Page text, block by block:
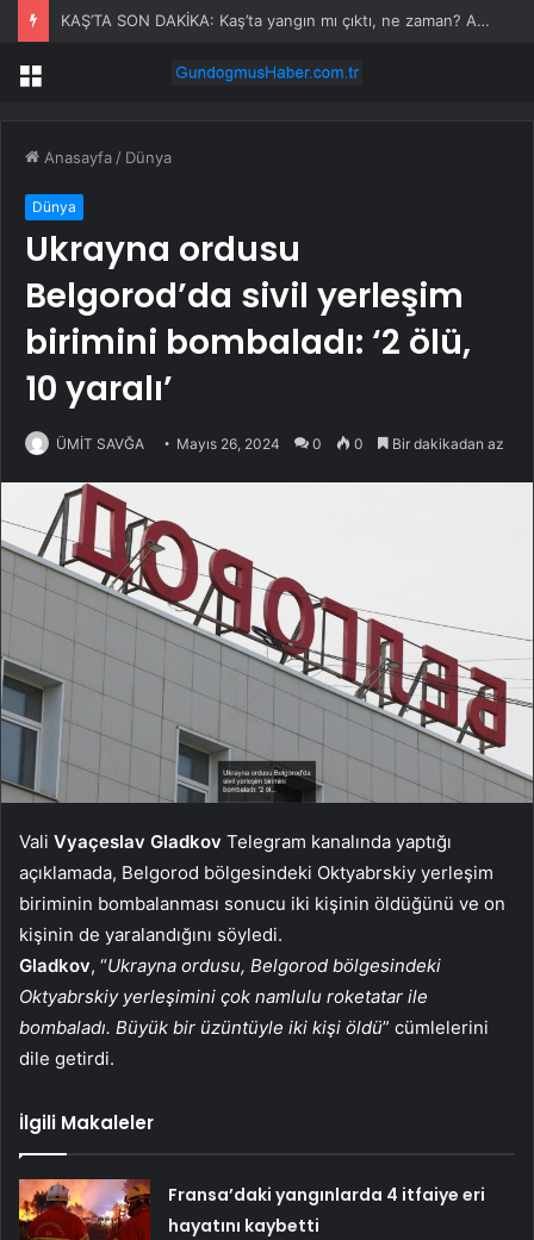
KAŞ’TA SON DAKİKA: Kaş’ta yangın mı çıktı, ne zaman? Antalya Kaş yangın olayı nedir?
Menü
Anasayfa / Dünya
Dünya
Ukrayna ordusu
Belgorod’da sivil yerleşim
birimini bombaladı: ‘2 ölü,
10 yaralı’
ÜMİT SAVĞA Mayıs 26, 2024 0 0 Bir dakikadan az
Vali Vyaçeslav Gladkov Telegram kanalında yaptığı
açıklamada, Belgorod bölgesindeki Oktyabrskiy yerleşim
biriminin bombalanması sonucu iki kişinin öldüğünü ve on
kişinin de yaralandığını söyledi.
Gladkov, “Ukrayna ordusu, Belgorod bölgesindeki
Oktyabrskiy yerleşimini çok namlulu roketatar ile
bombaladı. Büyük bir üzüntüyle iki kişi öldü” cümlelerini
dile getirdi.
İlgili Makaleler
Fransa’daki yangınlarda 4 itfaiye eri
hayatını kaybetti